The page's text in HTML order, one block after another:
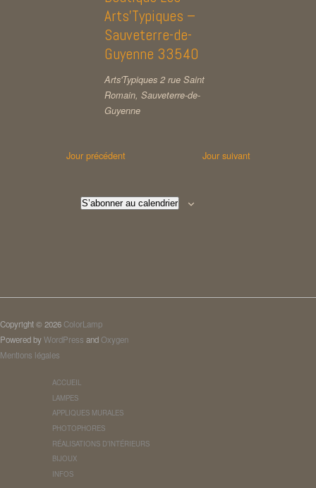
août
2026
Arts’Typiques –
Sauveterre-de-
Guyenne 33540
Arts'Typiques 2 rue Saint
Romain, Sauveterre-de-
Guyenne
Jour précédent Jour suivant
S’abonner au calendrier
Copyright © 2026 ColorLamp
Powered byWordPress andOxygen
Mentions légales
ACCUEIL
LAMPES
APPLIQUES MURALES
PHOTOPHORES
RÉALISATIONS D’INTÉRIEURS
BIJOUX
INFOS